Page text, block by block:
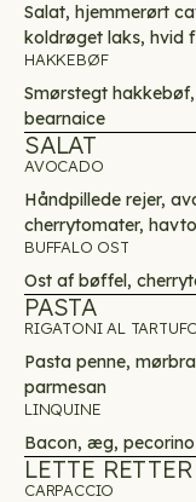
Salat, hjemmerørt
koldrøget laks, hvid
HAKKEBØF
Smørstegt
bearnaice
SALAT
AVOCADO
Håndpillede rejer,
cherrytomater,
BUFFALO OST
Ost af bøffel,
PASTA
RIGATONI AL
Pasta penne,
parmesan
LINQUINE
Bacon, æg,
LETTE RETTER
CARPACCIO